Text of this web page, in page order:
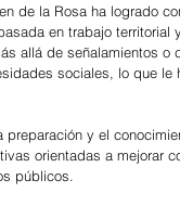
de la Rosa ha logrado
en trabajo territorial
allá de señalamientos o
sociales, lo que
y el
orientadas a mejorar
públicos.